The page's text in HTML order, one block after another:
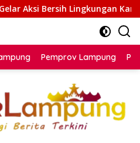
Aksi Bersih Lingkungan Kantor
Pemprov Lampung